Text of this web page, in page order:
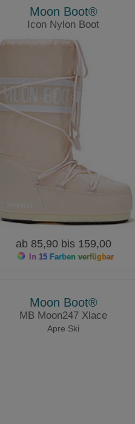
Moon Boot®
Icon Nylon Boot
ab 85,90 bis 159,00
In 15 Farben verfügbar
Moon Boot®
MB Moon247 Xlace
Apre Ski